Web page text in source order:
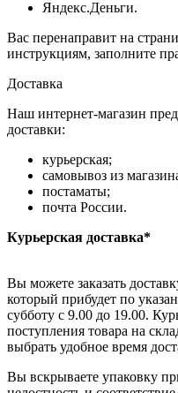
Яндекс.Деньги.
Вас перенаправит на
инструкциям, заполните
Доставка
Наш интернет-магазин
доставки:
курьерская;
самовывоз из
постаматы;
почта России.
Курьерская доставка*
Вы можете заказать
который прибудет по
субботу с 9.00 до 19.00.
поступления товара на
выбрать удобное время
Вы вскрываете упаковку